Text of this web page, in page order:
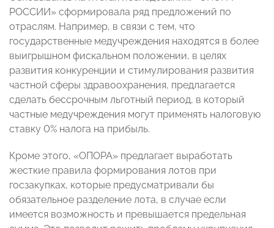
РОССИИ» сформировала ряд предложений по
отраслям. Например, в связи с тем, что
государственные медучреждения находятся в более
выигрышном фискальном положении, в целях
развития конкуренции и стимулирования развития
частной сферы здравоохранения, предлагается
сделать бессрочным льготный период, в который
частные медучреждения могут применять налоговую
ставку 0% налога на прибыль.
Кроме этого, «ОПОРА» предлагает выработать
жесткие правила формирования лотов при
госзакупках, которые предусматривали бы
обязательное разделение лота, в случае если
имеется возможность и превышается предельная